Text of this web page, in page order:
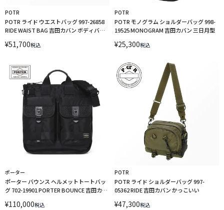
POTR
POTR ライド ウエストバッグ 997-26858
RIDE WAIST BAG 吉田カバン ボディバッ
¥51,700税込
POTR
POTR モノグラム ショルダーバッグ 998-
19525 MONOGRAM 吉田カバン 三日月型
¥25,300税込
ポーター
ポーター バウンス ヘルメットトートバッ
グ 702-19901 PORTER BOUNCE 吉田カバ
¥110,000税込
POTR
POTR ライド ショルダーバッグ 997-
05362 RIDE 吉田カバン かっこいい
¥47,300税込